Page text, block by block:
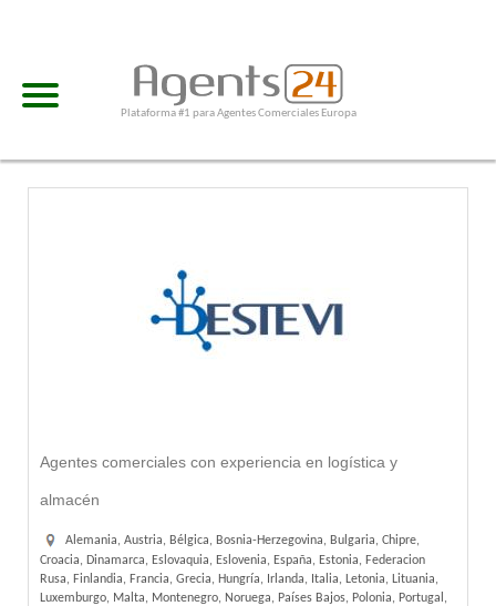
Plataforma #1 para Agentes Comerciales Europa
Agentes comerciales con experiencia en logística y
almacén
Alemania, Austria, Bélgica, Bosnia-Herzegovina, Bulgaria, Chipre,
Croacia, Dinamarca, Eslovaquia, Eslovenia, España, Estonia, Federacion
Rusa, Finlandia, Francia, Grecia, Hungría, Irlanda, Italia, Letonia, Lituania,
Luxemburgo, Malta, Montenegro, Noruega, Países Bajos, Polonia, Portugal,